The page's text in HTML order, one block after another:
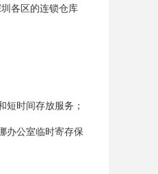
各区的连锁仓库
时间存放服务；
办公室临时寄存保